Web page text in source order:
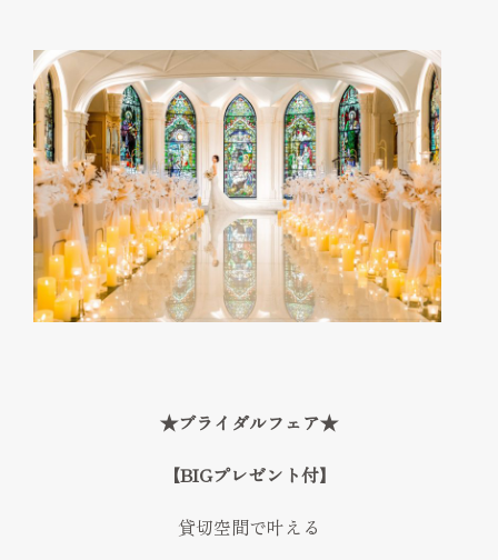
Best rate guarantee
ウェディングレポート
Wedding Report
アクセス&ロケーション
Access & Location
お知らせ
よくあるご質問
★ブライダルフェア★
【BIGプレゼント付】
貸切空間で叶える